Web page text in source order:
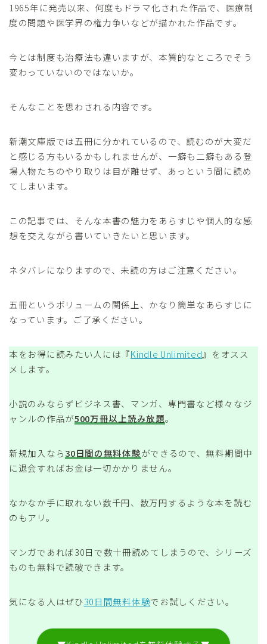
1965年に発売以来、何度もドラマ化された作品で、医療制
度の問題や医学界の権力争いなどが描かれた作品です。
今とは制度も治療法も違いますが、本質的なところでそう
変わっていないのではないか。
そんなことを思わされる内容です。
新潮文庫版では五冊に分かれているので、読むのが大変だ
と感じる方もいるかもしれませんが、一癖も二癖もある登
場人物たちのやり取りは目が離せず、あっという間に読め
てしまいます。
この記事では、そんな本書の魅力をあらすじや個人的な感
想を交えながら書いていきたいと思います。
ネタバレになりますので、未読の方はご注意ください。
五冊というボリュームの関係上、かなり簡単なあらすじに
なっています。ご了承ください。
本をお得に読みたい人には『Kindle Unlimited』をオスス
メします。
小説のみならずビジネス書、マンガ、専門書など様々なジ
ャンルの作品が500万冊以上読み放題。
新規加入なら30日間の無料体験ができるので、無料期間中
に退会すればお金は一切かかりません。
なかなか手に取れない数千円、数万円するような本を読む
のもアリ。
マンガであれば30日で数十冊読めてしまうので、シリーズ
ものも無料で読破できます。
気になる人はぜひ30日間無料体験でお試しください。